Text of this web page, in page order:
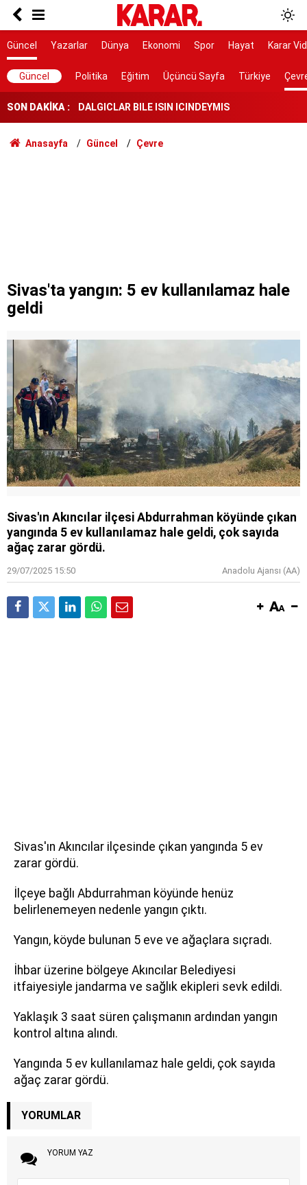
Güncel Yazarlar Dünya Ekonomi Spor Hayat Karar
Güncel Politika Eğitim Üçüncü Sayfa Türkiye
SON DAKİKA :
Poyraz lezzetine lezzet katıyor!
Herkes Çeşme'ye akın ederken onlar burayı
keşfetti: İzmir'de 'Böyle bir yer hâlâ var mı?'
DALGICLAR BILE ISIN ICINDEYMIS
AK Parti ile fark 4 puanı aştı
buruk
Anasayfa Güncel Çevre
Sivas'ta yangın: 5 ev kullanılamaz hale
geldi
Sivas'ın Akıncılar ilçesi Abdurrahman köyünde çıkan
yangında 5 ev kullanılamaz hale geldi, çok sayıda
ağaç zarar gördü.
29/07/2025 15:50 Anadolu Ajansı (AA)
Sivas'ın Akıncılar ilçesinde çıkan yangında 5 ev
zarar gördü.
İlçeye bağlı Abdurrahman köyünde henüz
belirlenemeyen nedenle yangın çıktı.
Yangın, köyde bulunan 5 eve ve ağaçlara sıçradı.
İhbar üzerine bölgeye Akıncılar Belediyesi
itfaiyesiyle jandarma ve sağlık ekipleri sevk edildi.
Yaklaşık 3 saat süren çalışmanın ardından yangın
kontrol altına alındı.
Yangında 5 ev kullanılamaz hale geldi, çok sayıda
ağaç zarar gördü.
YORUMLAR
YORUM YAZ